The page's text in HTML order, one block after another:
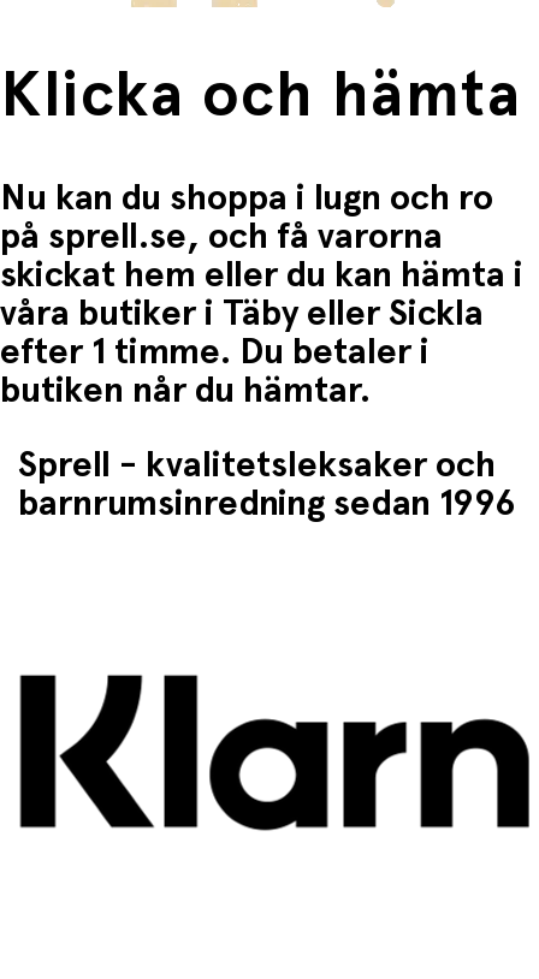
Klicka och hämta
Nu kan du shoppa i lugn och ro
på sprell.se, och få varorna
skickat hem eller du kan hämta i
våra butiker i Täby eller Sickla
efter 1 timme. Du betaler i
butiken når du hämtar.
Sprell - kvalitetsleksaker och
barnrumsinredning sedan 1996